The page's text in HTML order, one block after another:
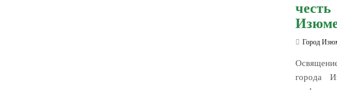
Город
города